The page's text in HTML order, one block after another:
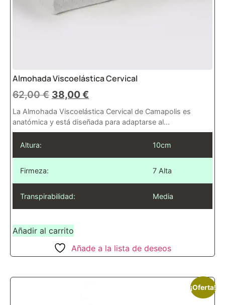
Almohada Viscoelástica Cervical
62,00€ 38,00€
La Almohada Viscoelástica Cervical de Camapolis es
anatómica y está diseñada para adaptarse al...
Altura: 10cm
Firmeza: 7 Alta
Transpirabilidad: Media
Añadir al carrito
Añade a la lista de deseos
¡Oferta!